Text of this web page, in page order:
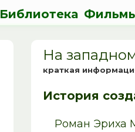
Библиотека
На
краткая
История
Роман Эриха